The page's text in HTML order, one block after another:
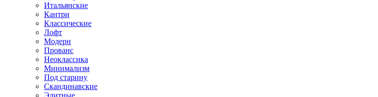
Итальянские
Кантри
Классические
Лофт
Модерн
Прованс
Неоклассика
Минимализм
Под старину
Скандинавские
Элитные